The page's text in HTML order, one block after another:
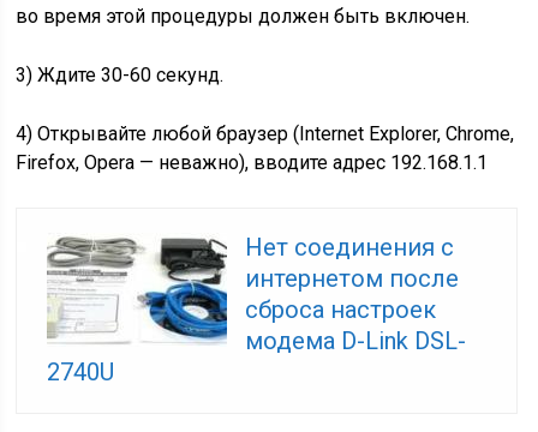
во время этой процедуры должен быть включен.
3) Ждите 30-60 секунд.
4) Открывайте любой браузер (Internet Explorer, Chrome,
Firefox, Opera — неважно), вводите адрес 192.168.1.1
Нет соединения с
интернетом после
сброса настроек
модема D-Link DSL-
2740U